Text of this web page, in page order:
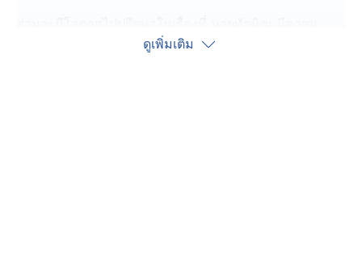
เชี่ยวชาญบ้างหรือไม่ นายอนุทิน กล่าวว่า ไม่มีข้อห้ามใด ๆ
ดูเพิ่มเติม